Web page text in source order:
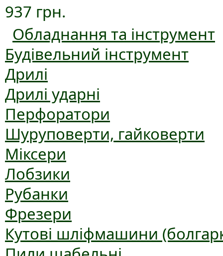
937 грн.
Обладнання та інструмент
Будівельний інструмент
Дрилі
Дрилі ударні
Перфоратори
Шуруповерти, гайковерти
Міксери
Лобзики
Рубанки
Фрезери
Кутові шліфмашини